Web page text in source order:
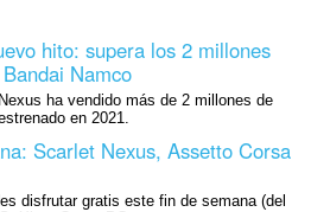
hito: supera los 2 millones
Namco
ha vendido más de 2 millones de
en 2021.
Scarlet Nexus, Assetto Corsa
disfrutar gratis este fin de semana (del